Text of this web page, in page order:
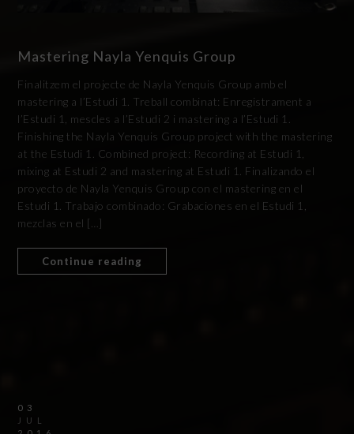
Mastering Nayla Yenquis Group
Finalitzem el projecte de Nayla Yenquis Group amb el
mastering a l’Estudi 1. Treball combinat: Enregistrament a
l’Estudi 1, mescles a l’Estudi 2 i mastering a l’Estudi 1.
Finishing the Nayla Yenquis Group project with the mastering
at the Estudi 1. Combined project: Recording at Estudi 1,
mixing at Estudi 2 and mastering at Estudi 1. Finalizando el
proyecto de Nayla Yenquis Group con el mastering en el
Estudi 1. Trabajo combinado: Grabaciones en el Estudi 1,
mezclas en el […]
Continue reading
03
JUL